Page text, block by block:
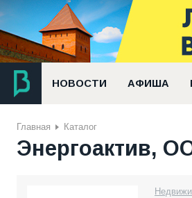
НОВОСТИ АФИША
Главная Каталог
Энергоактив,